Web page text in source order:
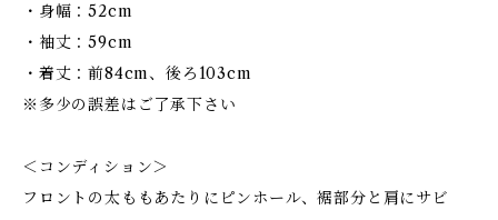
・身幅：52cm
・袖丈：59cm
・着丈：前84cm、後ろ103cm
※多少の誤差はご了承下さい
＜コンディション＞
フロントの太ももあたりにピンホール、裾部分と肩にサビ